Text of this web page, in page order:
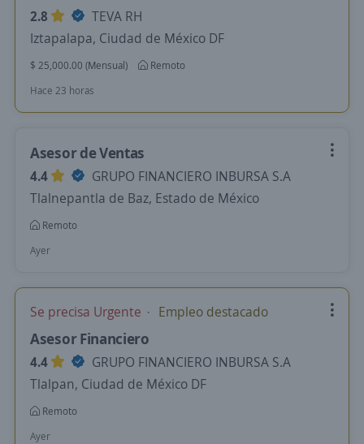
2.8
TEVA RH
Iztapalapa, Ciudad de México DF
$ 25,000.00 (Mensual)
Remoto
Hace 23 horas
Asesor de Ventas
4.4
GRUPO FINANCIERO INBURSA S.A
Tlalnepantla de Baz, Estado de México
Remoto
Ayer
Se precisa Urgente Empleo destacado
Asesor Financiero
4.4
GRUPO FINANCIERO INBURSA S.A
Tlalpan, Ciudad de México DF
Remoto
Ayer